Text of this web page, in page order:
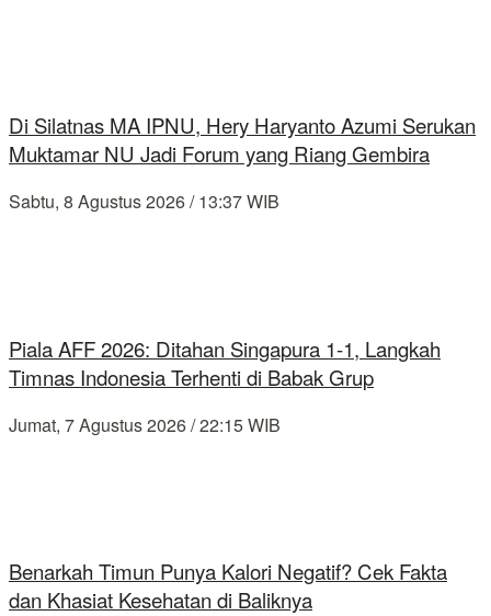
Di Silatnas MA IPNU, Hery Haryanto Azumi Serukan
Muktamar NU Jadi Forum yang Riang Gembira
Sabtu, 8 Agustus 2026 / 13:37 WIB
Piala AFF 2026: Ditahan Singapura 1-1, Langkah
Timnas Indonesia Terhenti di Babak Grup
Jumat, 7 Agustus 2026 / 22:15 WIB
Benarkah Timun Punya Kalori Negatif? Cek Fakta
dan Khasiat Kesehatan di Baliknya